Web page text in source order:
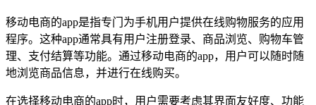
移动电商的app是指专门为手机用户提供在线购物服务的应用
程序。这种app通常具有用户注册登录、商品浏览、购物车管
理、支付结算等功能。通过移动电商的app，用户可以随时随
地浏览商品信息，并进行在线购买。
在选择移动电商的app时，用户需要考虑其界面友好度、功能